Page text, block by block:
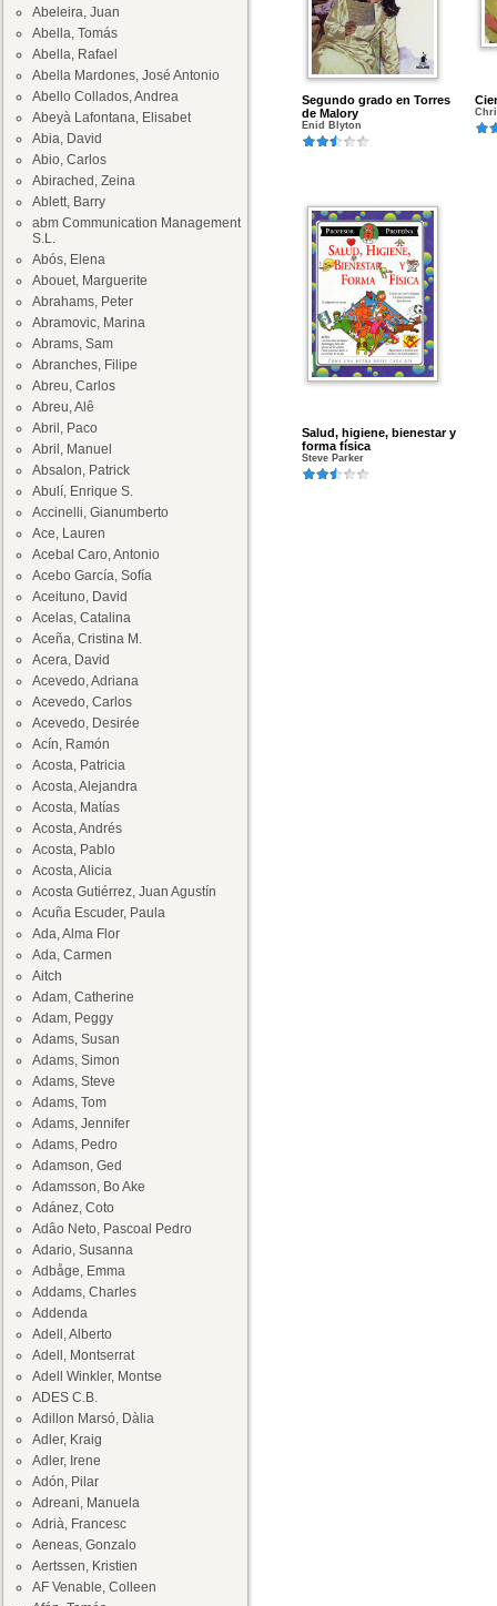
Abeleira, Juan
Abella, Tomás
Abella, Rafael
Abella Mardones, José Antonio
Abello Collados, Andrea
Abeyà Lafontana, Elisabet
Abia, David
Abio, Carlos
Abirached, Zeina
Ablett, Barry
abm Communication Management
S.L.
Abós, Elena
Abouet, Marguerite
Abrahams, Peter
Abramovic, Marina
Abrams, Sam
Abranches, Filipe
Abreu, Carlos
Abreu, Alê
Abril, Paco
Abril, Manuel
Absalon, Patrick
Abulí, Enrique S.
Accinelli, Gianumberto
Ace, Lauren
Acebal Caro, Antonio
Acebo García, Sofía
Aceituno, David
Acelas, Catalina
Aceña, Cristina M.
Acera, David
Acevedo, Adriana
Acevedo, Carlos
Acevedo, Desirée
Acín, Ramón
Acosta, Patricia
Acosta, Alejandra
Acosta, Matías
Acosta, Andrés
Acosta, Pablo
Acosta, Alicia
Acosta Gutiérrez, Juan Agustín
Acuña Escuder, Paula
Ada, Alma Flor
Ada, Carmen
Aitch
Adam, Catherine
Adam, Peggy
Adams, Susan
Adams, Simon
Adams, Steve
Adams, Tom
Adams, Jennifer
Adams, Pedro
Adamson, Ged
Adamsson, Bo Ake
Adánez, Coto
Adâo Neto, Pascoal Pedro
Adario, Susanna
Adbåge, Emma
Addams, Charles
Addenda
Adell, Alberto
Adell, Montserrat
Adell Winkler, Montse
ADES C.B.
Adillon Marsó, Dàlia
Adler, Kraig
Adler, Irene
Adón, Pilar
Adreani, Manuela
Adrià, Francesc
Aeneas, Gonzalo
Aertssen, Kristien
AF Venable, Colleen
Segundo grado en Torres
de Malory
Enid Blyton
Salud, higiene, bienestar y
forma física
Steve Parker